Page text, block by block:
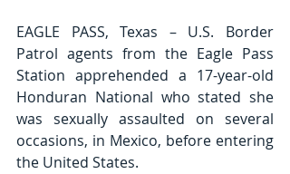
EAGLE PASS, Texas – U.S. Border
Patrol agents from the Eagle Pass
Station apprehended a 17-year-old
Honduran National who stated she
was sexually assaulted on several
occasions, in Mexico, before entering
the United States.